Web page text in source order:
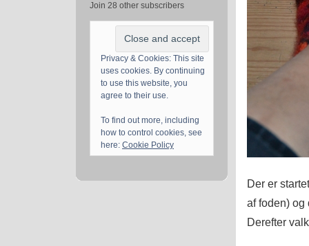
Join 28 other subscribers
Privacy & Cookies: This site
uses cookies. By continuing
to use this website, you
agree to their use.
To find out more, including
how to control cookies, see
here: Cookie Policy
Der er
af foden) og
Derefter